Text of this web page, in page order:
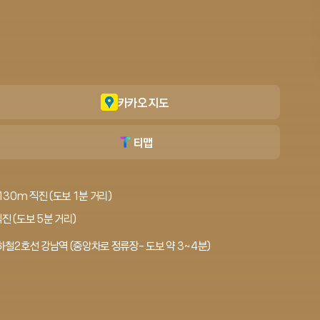
카카오 지도
티맵
직진 (도보 1분 거리)
(도보 5분 거리)
철2호선 강남역 (중앙차로 정류장- 도보 약 3~4분)